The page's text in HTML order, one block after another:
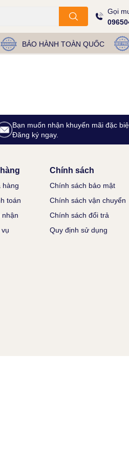
Gọi
BẢO HÀNH TOÀN QUỐC
Bạn muốn nhận khuyến mãi đặc
Đăng ký ngay.
hàng
toán
Chính sách
Chính sách bảo mật
Chính sách vận chuyển
Chính sách đổi trả
Quy định sử dụng